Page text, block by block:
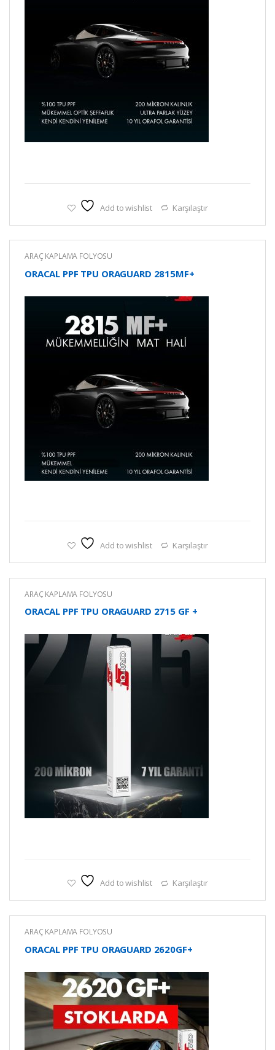
Add to wishlist Karşılaştır
ARAÇ KAPLAMA FOLYOSU
ORACAL PPF TPU ORAGUARD 2815MF+
Add to wishlist Karşılaştır
ARAÇ KAPLAMA FOLYOSU
ORACAL PPF TPU ORAGUARD 2715 GF +
Add to wishlist Karşılaştır
ARAÇ KAPLAMA FOLYOSU
ORACAL PPF TPU ORAGUARD 2620GF+